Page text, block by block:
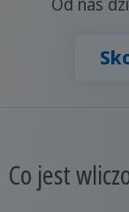
Co jest